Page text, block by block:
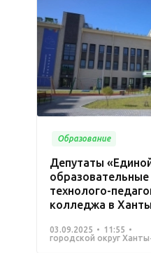
Образование
Депутаты
образовательные
технолого-
колледжа в
03.09.2025
11:55
городской округ